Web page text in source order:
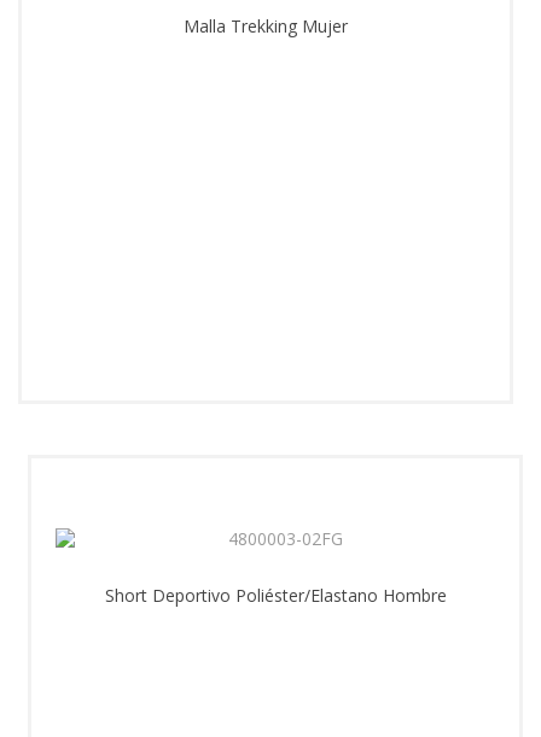
Malla Trekking Mujer
Short Deportivo Poliéster/Elastano Hombre